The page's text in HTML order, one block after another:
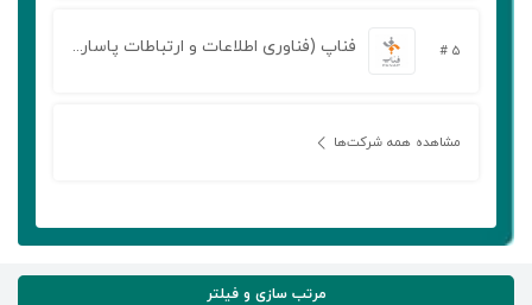
۵ # فناپ (فناوری اطلاعات و ارتباطات پاسارگاد آریان)
مشاهده همه شرکت‌ها
مرتب سازی و فیلتر